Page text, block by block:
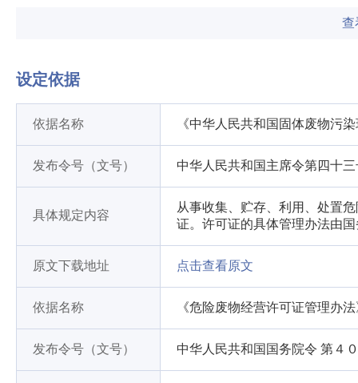
查
设定依据
依据名称 《中华人民共和国固体废物污
发布令号（文号） 中华人民共和国主席令第四十三
具体规定内容
从事收集、贮存、利用、处置
证。许可证的具体管理办法由
原文下载地址 点击查看原文
依据名称 《危险废物经营许可证管理办
发布令号（文号） 中华人民共和国国务院令 第４